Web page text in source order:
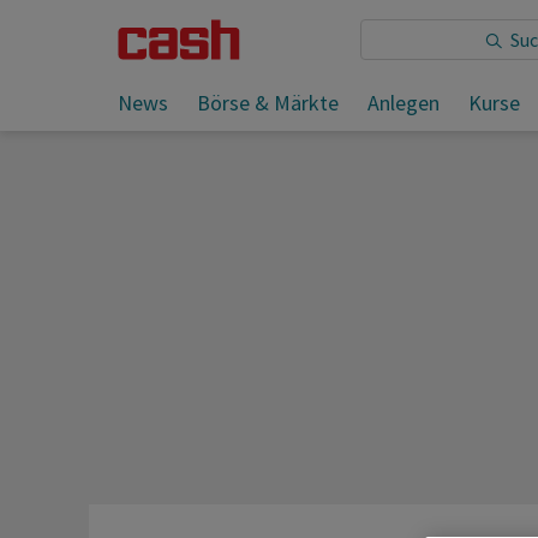
News Börse & Märkte Anlegen Kurse
Sie lesen: